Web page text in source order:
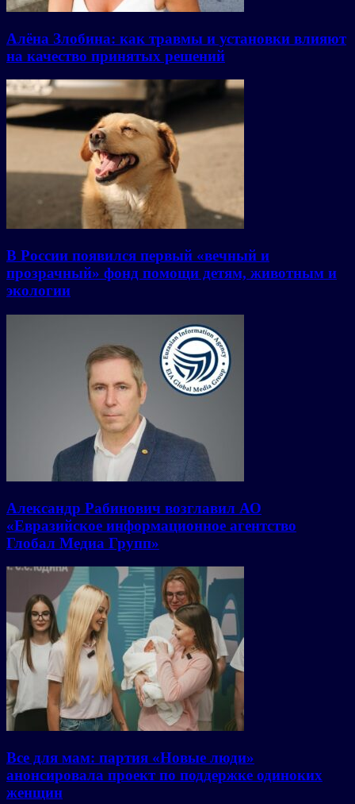
Алёна Злобина: как травмы и установки влияют
на качество принятых решений
В России появился первый «вечный и
прозрачный» фонд помощи детям, животным и
экологии
Александр Рабинович возглавил АО
«Евразийское информационное агентство
Глобал Медиа Групп»
Все для мам: партия «Новые люди»
анонсировала проект по поддержке одиноких
женщин